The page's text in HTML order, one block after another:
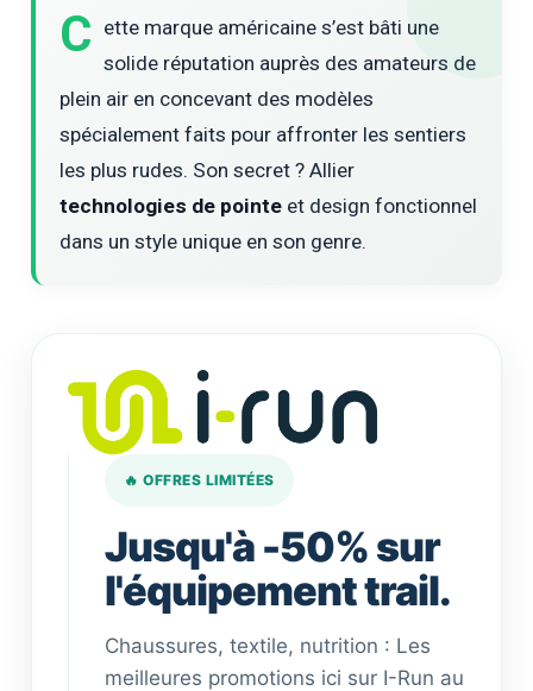
C ette marque américaine s’est bâti une
solide réputation auprès des amateurs de
plein air en concevant des modèles
spécialement faits pour affronter les sentiers
les plus rudes. Son secret ? Allier
technologies de pointe et design fonctionnel
dans un style unique en son genre.
🔥 OFFRES LIMITÉES
Jusqu'à -50% sur
l'équipement trail.
Chaussures, textile, nutrition : Les
meilleures promotions ici sur I-Run au